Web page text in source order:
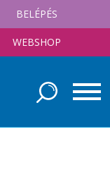
BELÉPÉS
WEBSHOP